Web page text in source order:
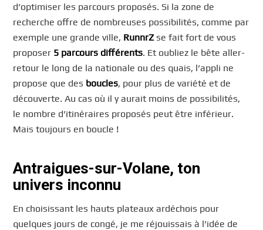
d’optimiser les parcours proposés. Si la zone de
recherche offre de nombreuses possibilités, comme par
exemple une grande ville, RunnrZse fait fort de vous
proposer 5 parcours différents. Et oubliez le bête aller-
retour le long de la nationale ou des quais, l’appli ne
propose que des boucles, pour plus de variété et de
découverte. Au cas où il y aurait moins de possibilités,
le nombre d’itinéraires proposés peut être inférieur.
Mais toujours en boucle !
Antraigues-sur-Volane, ton
univers inconnu
En choisissant les hauts plateaux ardéchois pour
quelques jours de congé, je me réjouissais à l’idée de